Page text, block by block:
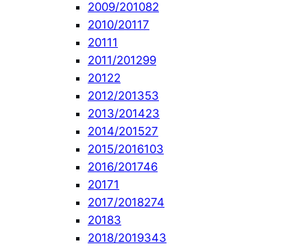
2009/201082
2010/20117
20111
2011/201299
20122
2012/201353
2013/201423
2014/201527
2015/2016103
2016/201746
20171
2017/2018274
20183
2018/2019343